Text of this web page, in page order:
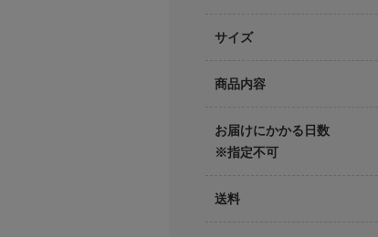
サイズ
商品内容
お届けにかかる日数
※指定不可
送料